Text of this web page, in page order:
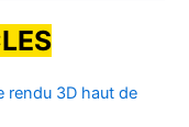
rendu 3D haut de